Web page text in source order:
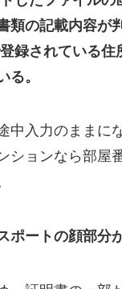
類の記載内容が
録されている
る。
中入力のままに
ションなら部屋
ポートの顔部分